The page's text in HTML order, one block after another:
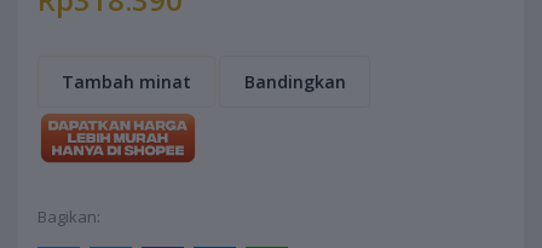
Tambah minat Bandingkan
Bagikan: